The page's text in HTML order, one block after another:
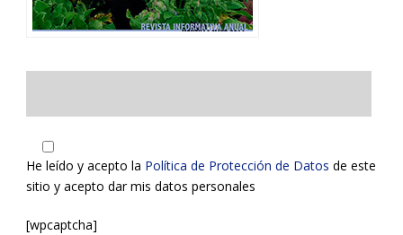
He leído y acepto la Política de Protección de Datos de este
sitio y acepto dar mis datos personales
[wpcaptcha]